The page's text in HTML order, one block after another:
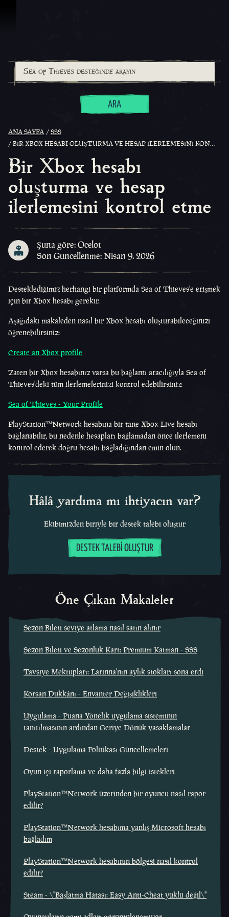
ARA
ANA SAYFA
SSS
BIR XBOX HESABI OLUŞTURMA VE HESAP ILERLEMESINI KONTROL ETME
Bir Xbox hesabı
oluşturma ve hesap
ilerlemesini kontrol etme
Şuna göre: Ocelot
Son Güncellenme: Nisan 9. 2026
Desteklediğimiz herhangi bir platformda Sea of Thieves'e erişmek
için bir Xbox hesabı gerekir.
Aşağıdaki makaleden nasıl bir Xbox hesabı oluşturabileceğinizi
öğrenebilirsiniz:
Create an Xbox profile
Zaten bir Xbox hesabınız varsa bu bağlantı aracılığıyla Sea of
Thieves'deki tüm ilerlemelerinizi kontrol edebilirsiniz:
Sea of Thieves - Your Profile
PlayStation™Network hesabına bir tane Xbox Live hesabı
bağlanabilir, bu nedenle hesapları bağlamadan önce ilerlemeni
kontrol ederek doğru hesabı bağladığından emin olun.
Hâlâ yardıma mı ihtiyacın var?
Ekibimizden biriyle bir destek talebi oluştur
DESTEK TALEBI OLUŞTUR
Öne Çıkan Makaleler
Sezon Bileti seviye atlama nasıl satın alınır
Sezon Bileti ve Sezonluk Kart: Premium Katman - SSS
Tavsiye Mektupları: Larinna'nın aylık stokları sona erdi
Korsan Dükkânı - Envanter Değişiklikleri
Uygulama - Puana Yönelik uygulama sisteminin
tanıtılmasının ardından Geriye Dönük yasaklamalar
Destek - Uygulama Politikası Güncellemeleri
Oyun içi raporlama ve daha fazla bilgi istekleri
PlayStation™Network üzerinden bir oyuncu nasıl rapor
edilir?
PlayStation™Network hesabıma yanlış Microsoft hesabı
bağladım
PlayStation™Network hesabının bölgesi nasıl kontrol
edilir?
Steam - \"Başlatma Hatası: Easy Anti-Cheat yüklü değil\"